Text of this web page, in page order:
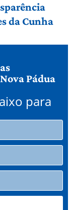
da Cunha
Pádua
para